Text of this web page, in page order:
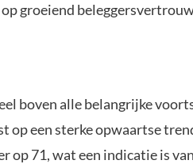
groeiend
boven alle belangrijke
op een sterke opwaartse
op 71, wat een indicatie is